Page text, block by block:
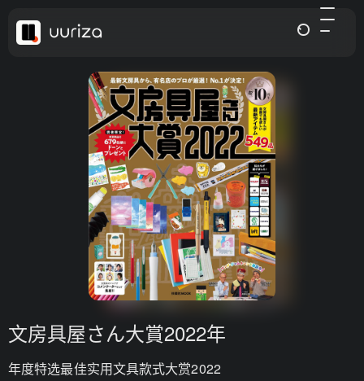
文房具屋さん大賞2022年
年度特选最佳实用文具款式大赏2022